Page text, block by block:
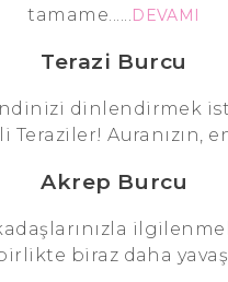
tamame......DEVAMI
Terazi Burcu
dinlendirmek
Auranızın,
Akrep Burcu
biraz daha